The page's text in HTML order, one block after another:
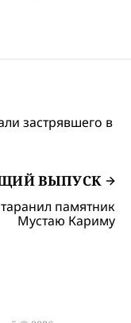
застрявшего в
ВЫПУСК
памятник
Мустаю Кариму